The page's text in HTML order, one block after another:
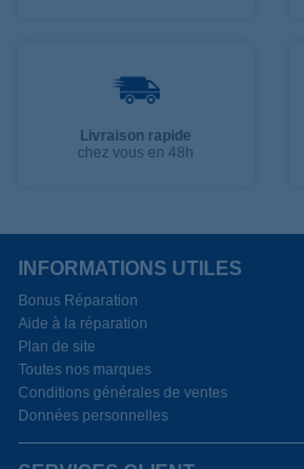
Livraison rapide
chez vous en 48h
INFORMATIONS UTILES
Bonus Réparation
Aide à la réparation
Plan de site
Toutes nos marques
Conditions générales de ventes
Données personnelles